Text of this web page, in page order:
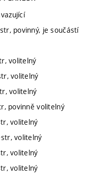
povinný, je součástí
volitelný
volitelný
volitelný
povinně volitelný
volitelný
volitelný
volitelný
volitelný